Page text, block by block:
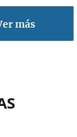
más